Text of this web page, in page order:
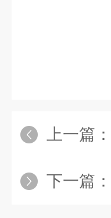
上一篇：
下一篇：